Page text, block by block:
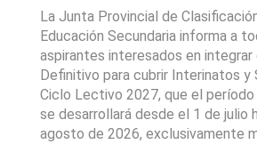
La Junta Provincial de
Educación Secundaria informa a
aspirantes interesados en
Definitivo para cubrir Interinatos y
Ciclo Lectivo 2027, que el
se desarrollará desde el 1 de julio
agosto de 2026, exclusivamente